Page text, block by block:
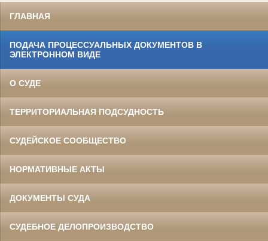
ГЛАВНАЯ
ПОДАЧА ПРОЦЕССУАЛЬНЫХ ДОКУМЕНТОВ В
ЭЛЕКТРОННОМ ВИДЕ
О СУДЕ
ТЕРРИТОРИАЛЬНАЯ ПОДСУДНОСТЬ
СУДЕЙСКОЕ СООБЩЕСТВО
НОРМАТИВНЫЕ АКТЫ
ДОКУМЕНТЫ СУДА
СУДЕБНОЕ ДЕЛОПРОИЗВОДСТВО